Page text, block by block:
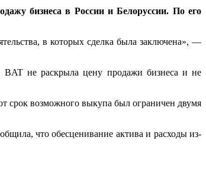
бизнеса в России и Белоруссии. По его
в которых сделка была заключена», —
BAT не раскрыла цену продажи бизнеса и не
срок возможного выкупа был ограничен двумя
что обесценивание актива и расходы из-